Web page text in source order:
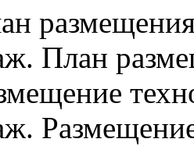
План